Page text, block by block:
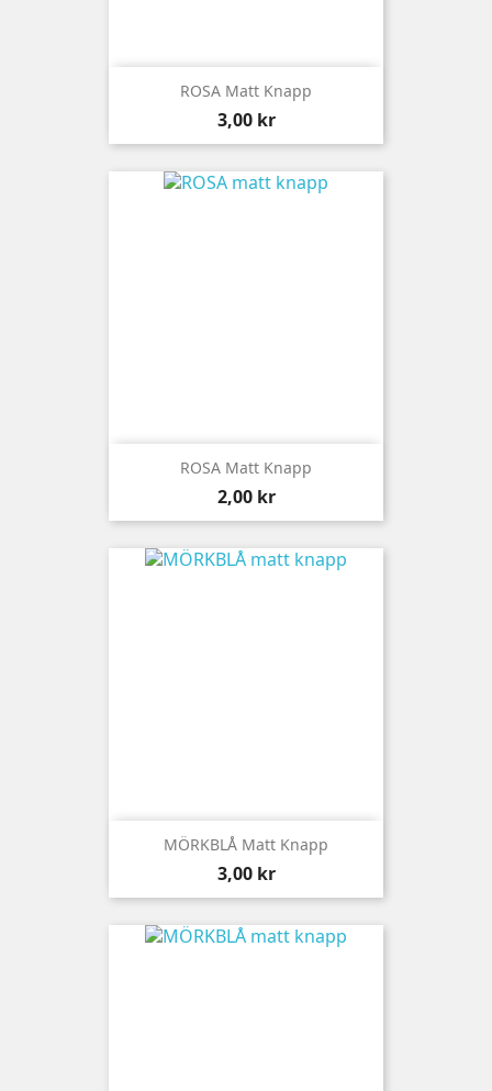
ROSA Matt Knapp
Pris
3,00 kr
ROSA Matt Knapp
Pris
2,00 kr
MÖRKBLÅ Matt Knapp
Pris
3,00 kr